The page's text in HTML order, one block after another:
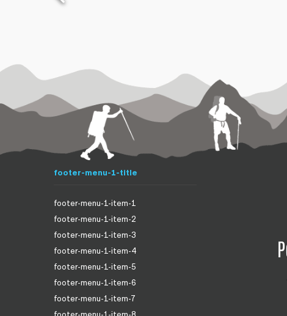
footer-menu-1-title
footer-menu-1-item-1
footer-menu-1-item-2
footer-menu-1-item-3
footer-menu-1-item-4
footer-menu-1-item-5
footer-menu-1-item-6
footer-menu-1-item-7